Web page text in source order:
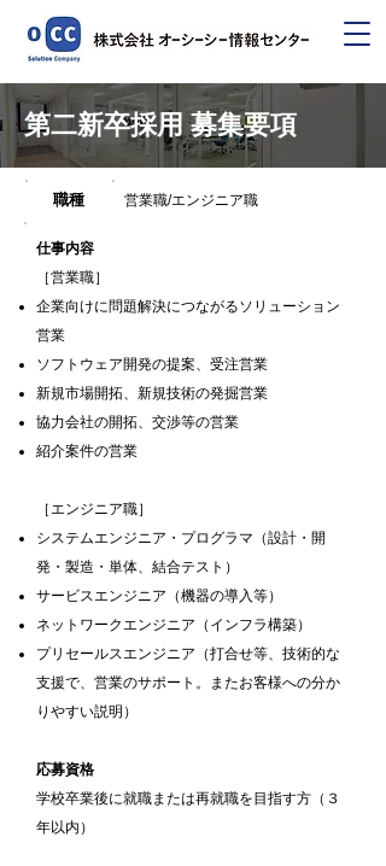
第二新卒採用 募集要項
職種 営業職/エンジニア職
仕事内容
［営業職］
企業向けに問題解決につながるソリューション
営業
ソフトウェア開発の提案、受注営業
新規市場開拓、新規技術の発掘営業
協力会社の開拓、交渉等の営業
紹介案件の営業
［エンジニア職］
システムエンジニア・プログラマ（設計・開
発・製造・単体、結合テスト）
サービスエンジニア（機器の導入等）
ネットワークエンジニア（インフラ構築）
プリセールスエンジニア（打合せ等、技術的な
支援で、営業のサポート。またお客様への分か
りやすい説明）
応募資格
学校卒業後に就職または再就職を目指す方（３
年以内）